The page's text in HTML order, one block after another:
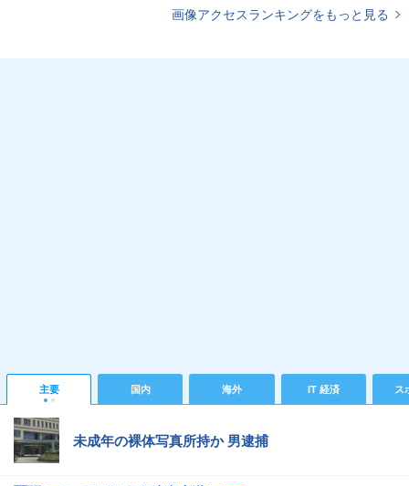
画像アクセスランキングをもっと見る
主要 国内 海外 IT 経済 ス
未成年の裸体写真所持か 男逮捕